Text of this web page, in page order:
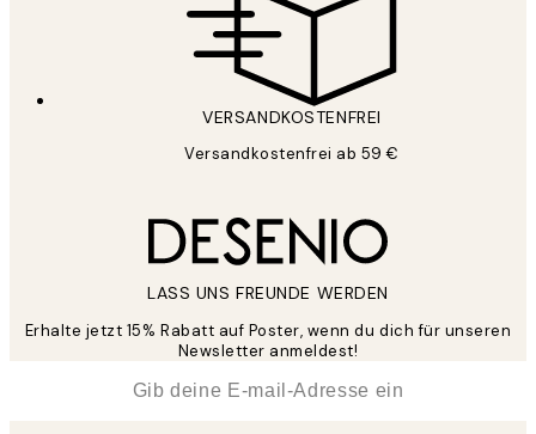
VERSANDKOSTENFREI
Versandkostenfrei ab 59 €
LASS UNS FREUNDE WERDEN
Erhalte jetzt 15% Rabatt auf Poster, wenn du dich für unseren
Newsletter anmeldest!